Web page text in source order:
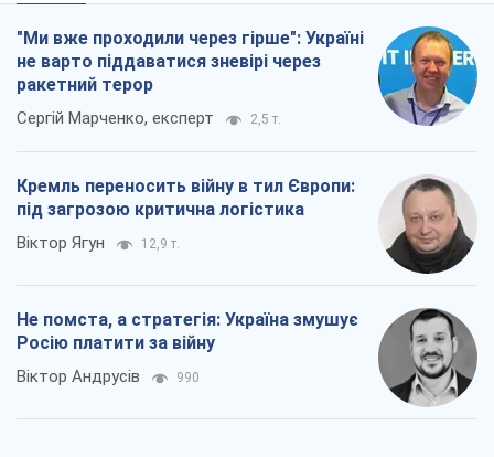
"Ми вже проходили через гірше": Україні
не варто піддаватися зневірі через
ракетний терор
Сергій Марченко, експерт 2,5 т.
Кремль переносить війну в тил Європи:
під загрозою критична логістика
Віктор Ягун 12,9 т.
Не помста, а стратегія: Україна змушує
Росію платити за війну
Віктор Андрусів 990